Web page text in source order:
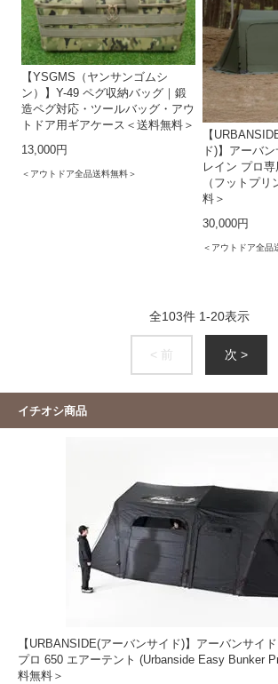
【YSGMS（ヤンサンゴムシ
ン）】Y-49 ペグ収納バッグ｜鍛
造ペグ対応・ツールバッグ・アウ
トドア用ギアケース＜送料無料＞
13,000円
＜アウトドア全品送料無料＞
【
ド)】アーバ
レイン プロ
（フットプ
料＞
30,000円
＜アウトドア全品
全103件 1-20表示
< 前 次 >
イチオシ商品
【URBANSIDE(アーバンサイド)】アーバンサイ
プロ 650 エアーテント (Urbanside Easy Bunker
料無料＞